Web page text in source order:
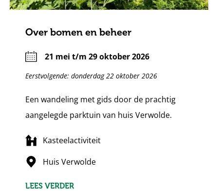
Over bomen en beheer
21 mei t/m 29 oktober 2026
Eerstvolgende: donderdag 22 oktober 2026
Een wandeling met gids door de prachtig
aangelegde parktuin van huis Verwolde.
Kasteelactiviteit
Huis Verwolde
LEES VERDER